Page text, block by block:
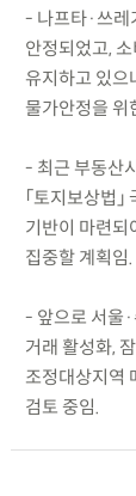
- 나프타·쓰레
안정되었고,
유지하고 있으
물가안정을 위
- 최근 부동산
「토지보상법
기반이 마련되
집중할 계획임.
- 앞으로 서울
거래 활성화,
조정대상지역
검토 중임.